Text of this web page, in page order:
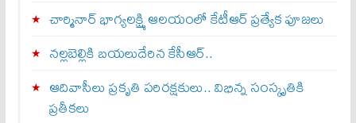
చార్మినార్‌ భాగ్యలక్ష్మి ఆలయంలో కేటీఆర్ ప్రత్యేక పూజలు
నల్లబెల్లికి బయలుదేరిన కేసీఆర్‌..
ఆదివాసీలు ప్రకృతి పరిరక్షకులు.. విభిన్న సంస్కృతికి
ప్రతీకలు